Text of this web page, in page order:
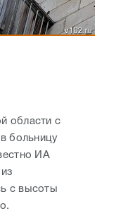
области с
больницу
ИА
с высоты